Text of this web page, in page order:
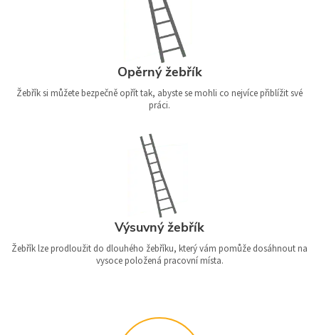
Opěrný žebřík
Žebřík si můžete bezpečně opřít tak, abyste se mohli co nejvíce přiblížit své
práci.
Výsuvný žebřík
Žebřík lze prodloužit do dlouhého žebříku, který vám pomůže dosáhnout na
vysoce položená pracovní místa.